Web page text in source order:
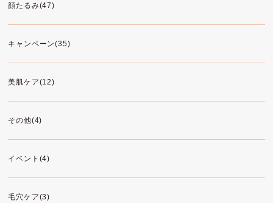
顔たるみ(47)
キャンペーン(35)
美肌ケア(12)
その他(4)
イベント(4)
毛穴ケア(3)